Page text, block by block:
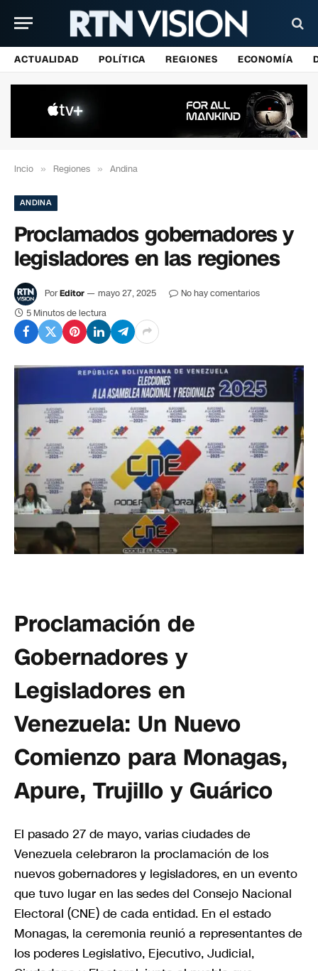
ACTUALIDAD POLÍTICA REGIONES ECONOMÍA
Incio » Regiones » Andina
ANDINA
Proclamados gobernadores y
legisladores en las regiones
PorEditor mayo 27, 2025
No hay comentarios
5 Minutos de lectura
Proclamación de
Gobernadores y
Legisladores en
Venezuela: Un Nuevo
Comienzo para Monagas,
Apure, Trujillo y Guárico
El pasado 27 de mayo, varias ciudades de
Venezuela celebraron la proclamación de los
nuevos gobernadores y legisladores, en un evento
que tuvo lugar en las sedes del Consejo Nacional
Electoral (CNE) de cada entidad. En el estado
Monagas, la ceremonia reunió a representantes de
los poderes Legislativo, Ejecutivo, Judicial,